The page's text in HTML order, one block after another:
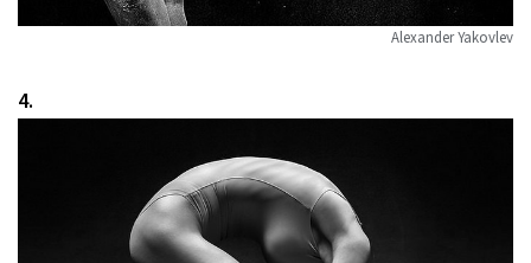
Alexander Yakovlev
4.